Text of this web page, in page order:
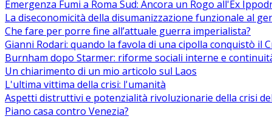
Emergenza Fumi a Roma Sud: Ancora un Rogo all'Ex
La diseconomicità della disumanizzazione funzionale al
Che fare per porre fine all’attuale guerra imperialista?
Gianni Rodari: quando la favola di una cipolla conquistò il
Burnham dopo Starmer: riforme sociali interne e
Un chiarimento di un mio articolo sul Laos
L'ultima vittima della crisi: l'umanità
Aspetti distruttivi e potenzialità rivoluzionarie della crisi
Piano casa contro Venezia?